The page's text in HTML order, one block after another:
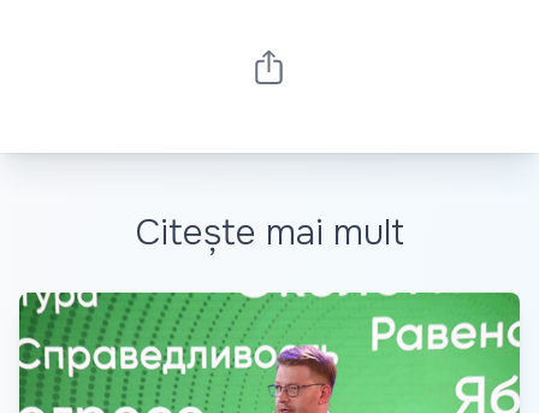
Citește mai mult